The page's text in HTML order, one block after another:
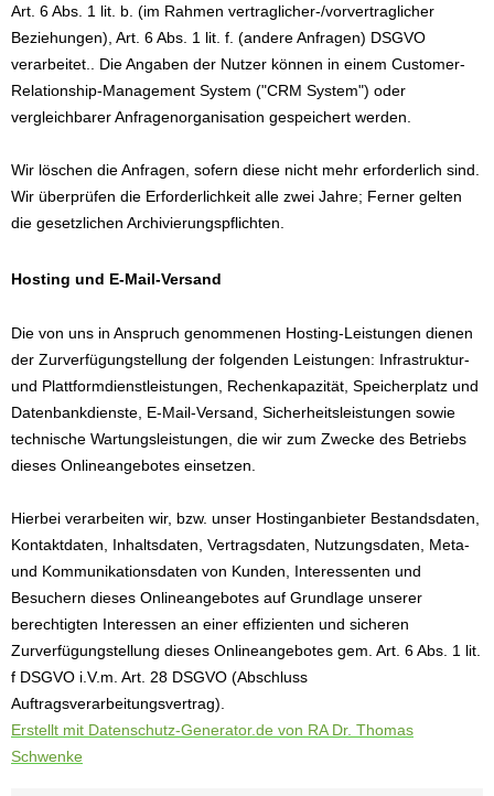
Art. 6 Abs. 1 lit. b. (im Rahmen vertraglicher-/vorvertraglicher
Beziehungen), Art. 6 Abs. 1 lit. f. (andere Anfragen) DSGVO
verarbeitet.. Die Angaben der Nutzer können in einem Customer-
Relationship-Management System ("CRM System") oder
vergleichbarer Anfragenorganisation gespeichert werden.
Wir löschen die Anfragen, sofern diese nicht mehr erforderlich sind.
Wir überprüfen die Erforderlichkeit alle zwei Jahre; Ferner gelten
die gesetzlichen Archivierungspflichten.
Hosting und E-Mail-Versand
Die von uns in Anspruch genommenen Hosting-Leistungen dienen
der Zurverfügungstellung der folgenden Leistungen: Infrastruktur-
und Plattformdienstleistungen, Rechenkapazität, Speicherplatz und
Datenbankdienste, E-Mail-Versand, Sicherheitsleistungen sowie
technische Wartungsleistungen, die wir zum Zwecke des Betriebs
dieses Onlineangebotes einsetzen.
Hierbei verarbeiten wir, bzw. unser Hostinganbieter Bestandsdaten,
Kontaktdaten, Inhaltsdaten, Vertragsdaten, Nutzungsdaten, Meta-
und Kommunikationsdaten von Kunden, Interessenten und
Besuchern dieses Onlineangebotes auf Grundlage unserer
berechtigten Interessen an einer effizienten und sicheren
Zurverfügungstellung dieses Onlineangebotes gem. Art. 6 Abs. 1 lit.
f DSGVO i.V.m. Art. 28 DSGVO (Abschluss
Auftragsverarbeitungsvertrag).
Erstellt mit Datenschutz-Generator.de von RA Dr. Thomas
Schwenke